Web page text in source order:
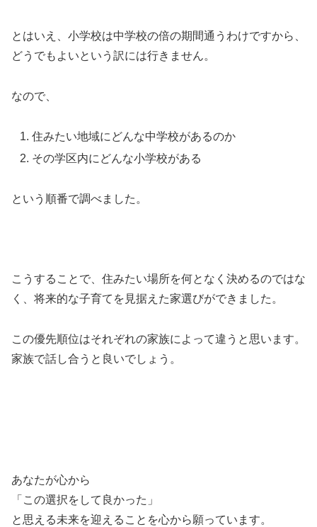
とはいえ、小学校は中学校の倍の期間通うわけですから、
どうでもよいという訳には行きません。
なので、
住みたい地域にどんな中学校があるのか
その学区内にどんな小学校がある
という順番で調べました。
こうすることで、住みたい場所を何となく決めるのではな
く、将来的な子育てを見据えた家選びができました。
この優先順位はそれぞれの家族によって違うと思います。
家族で話し合うと良いでしょう。
あなたが心から
「この選択をして良かった」
と思える未来を迎えることを心から願っています。